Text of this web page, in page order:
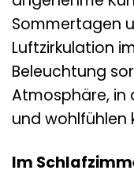
Sommertagen
Luftzirkulation
Beleuchtung
Atmosphäre, in
und wohlfühlen
Im